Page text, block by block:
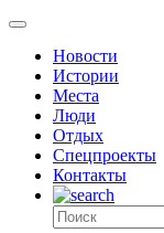
Новости
Истории
Места
Люди
Отдых
Спецпроекты
Контакты